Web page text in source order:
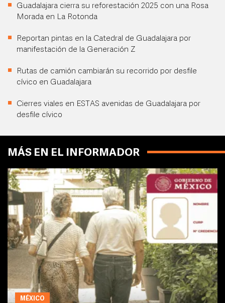
Guadalajara cierra su reforestación 2025 con una Rosa
Morada en La Rotonda
Reportan pintas en la Catedral de Guadalajara por
manifestación de la Generación Z
Rutas de camión cambiarán su recorrido por desfile
cívico en Guadalajara
Cierres viales en ESTAS avenidas de Guadalajara por
desfile cívico
MÁS EN EL INFORMADOR
MÉXICO